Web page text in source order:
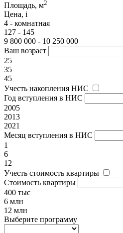
Площадь, м2
Цена, i
4 - комнатная
127 - 145
9 800 000 - 10 250 000
Ваш возраст
25
35
45
Учесть накопления НИС
Год вступления в НИС
2005
2013
2021
Месяц вступления в НИС
1
6
12
Учесть стоимость квартиры
Стоимость квартиры
400 тыс
6 млн
12 млн
Выберите программу